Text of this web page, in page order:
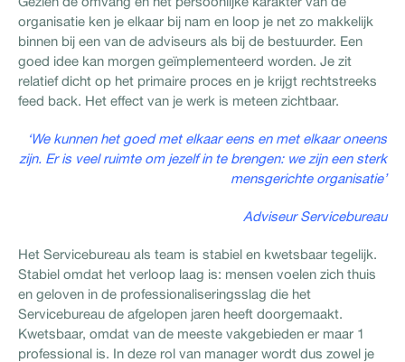
organisatie ken je elkaar bij nam en loop je net zo makkelijk
binnen bij een van de adviseurs als bij de bestuurder. Een
goed idee kan morgen geïmplementeerd worden. Je zit
relatief dicht op het primaire proces en je krijgt rechtstreeks
feed back. Het effect van je werk is meteen zichtbaar.
‘We kunnen het goed met elkaar eens en met elkaar oneens
zijn. Er is veel ruimte om jezelf in te brengen: we zijn een sterk
mensgerichte organisatie’
Adviseur Servicebureau
Het Servicebureau als team is stabiel en kwetsbaar tegelijk.
Stabiel omdat het verloop laag is: mensen voelen zich thuis
en geloven in de professionaliseringsslag die het
Servicebureau de afgelopen jaren heeft doorgemaakt.
Kwetsbaar, omdat van de meeste vakgebieden er maar 1
professional is. In deze rol van manager wordt dus zowel je